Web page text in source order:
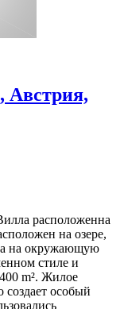
Австрия,
расположенна
на озере,
на окружающую
стиле и
m². Жилое
создает особый